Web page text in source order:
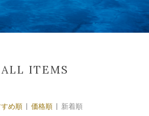
ALL ITEMS
め順 | 価格順 | 新着順